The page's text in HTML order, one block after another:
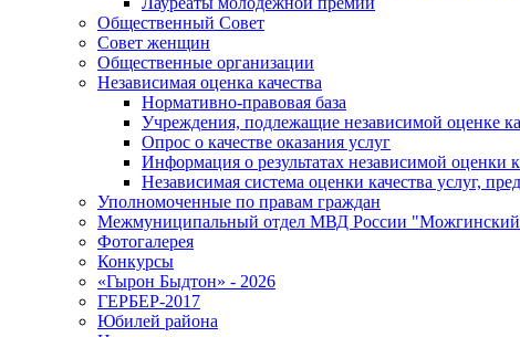
Общественный Совет
Совет женщин
Общественные организации
Независимая оценка качества
Нормативно-правовая база
Учреждения, подлежащие независимой оценке
Опрос о качестве оказания услуг
Информация о результатах независимой оценки
Независимая система оценки качества услуг,
Уполномоченные по правам граждан
Межмуниципальный отдел МВД России
Фотогалерея
Конкурсы
«Гырон Быдтон» - 2026
ГЕРБЕР-2017
Юбилей района